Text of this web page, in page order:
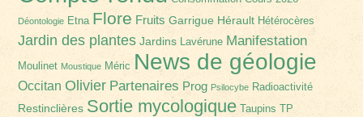
Déontologie Etna Flore Fruits Garrigue Hérault Hétérocères
Jardin des plantes Jardins Lavérune Manifestation
Moulinet Moustique Méric News de géologie
Occitan Olivier Partenaires Prog Psilocybe Radioactivité
Restinclières Sortie mycologique Taupins TP